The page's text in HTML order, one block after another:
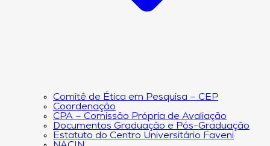
Comitê de Ética em Pesquisa – CEP
Coordenação
CPA – Comissão Própria de Avaliação
Documentos Graduação e Pós-Graduação
Estatuto do Centro Universitário Faveni